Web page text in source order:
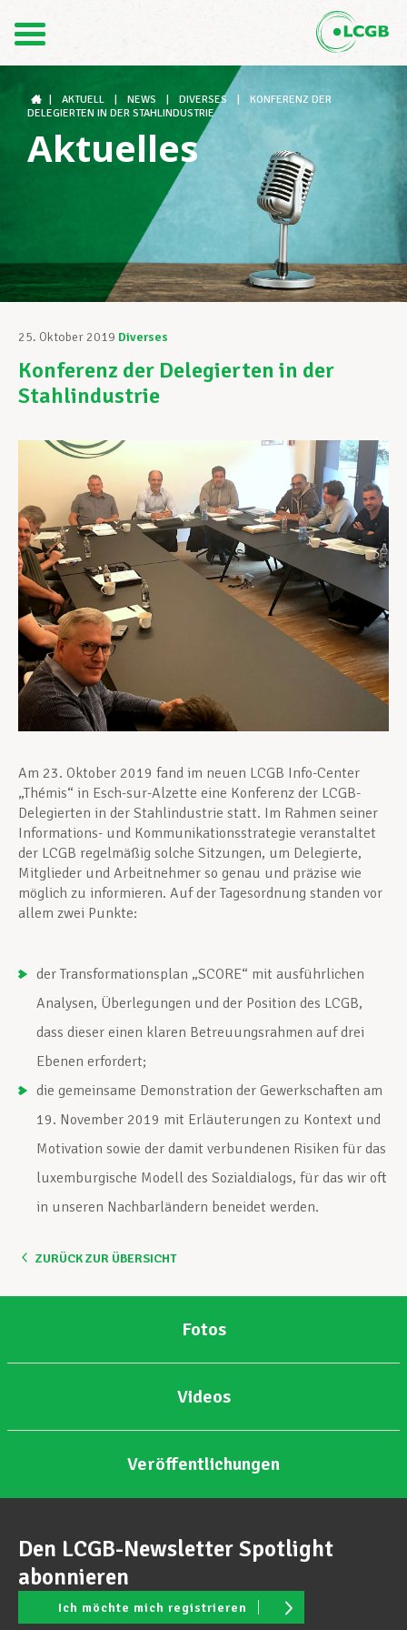
FR
Der LCGB
Gewerkschaftsstrukturen
Unterstützung im Arbeitsalltag
Ihre Rechte
Unterstützung im Privatleben
Berufliche Weiterentwicklung
Mitglied werden
Aktuell
AKTUELL NEWS DIVERSES
KONFERENZ DER
DELEGIERTEN IN DER STAHLINDUSTRIE
Aktuelles
25. Oktober 2019 Diverses
Konferenz der Delegierten in der
Stahlindustrie
Am 23. Oktober 2019 fand im neuen LCGB Info-Center
„Thémis“ in Esch-sur-Alzette eine Konferenz der LCGB-
Delegierten in der Stahlindustrie statt. Im Rahmen seiner
Informations- und Kommunikationsstrategie veranstaltet
der LCGB regelmäßig solche Sitzungen, um Delegierte,
Mitglieder und Arbeitnehmer so genau und präzise wie
möglich zu informieren. Auf der Tagesordnung standen vor
allem zwei Punkte:
der Transformationsplan „SCORE“ mit ausführlichen
Analysen, Überlegungen und der Position des LCGB,
dass dieser einen klaren Betreuungsrahmen auf drei
Ebenen erfordert;
die gemeinsame Demonstration der Gewerkschaften am
19. November 2019 mit Erläuterungen zu Kontext und
Motivation sowie der damit verbundenen Risiken für das
luxemburgische Modell des Sozialdialogs, für das wir oft
in unseren Nachbarländern beneidet werden.
ZURÜCK ZUR ÜBERSICHT
Fotos
Videos
Veröffentlichungen
Den LCGB-Newsletter Spotlight
abonnieren
Ich möchte mich registrieren